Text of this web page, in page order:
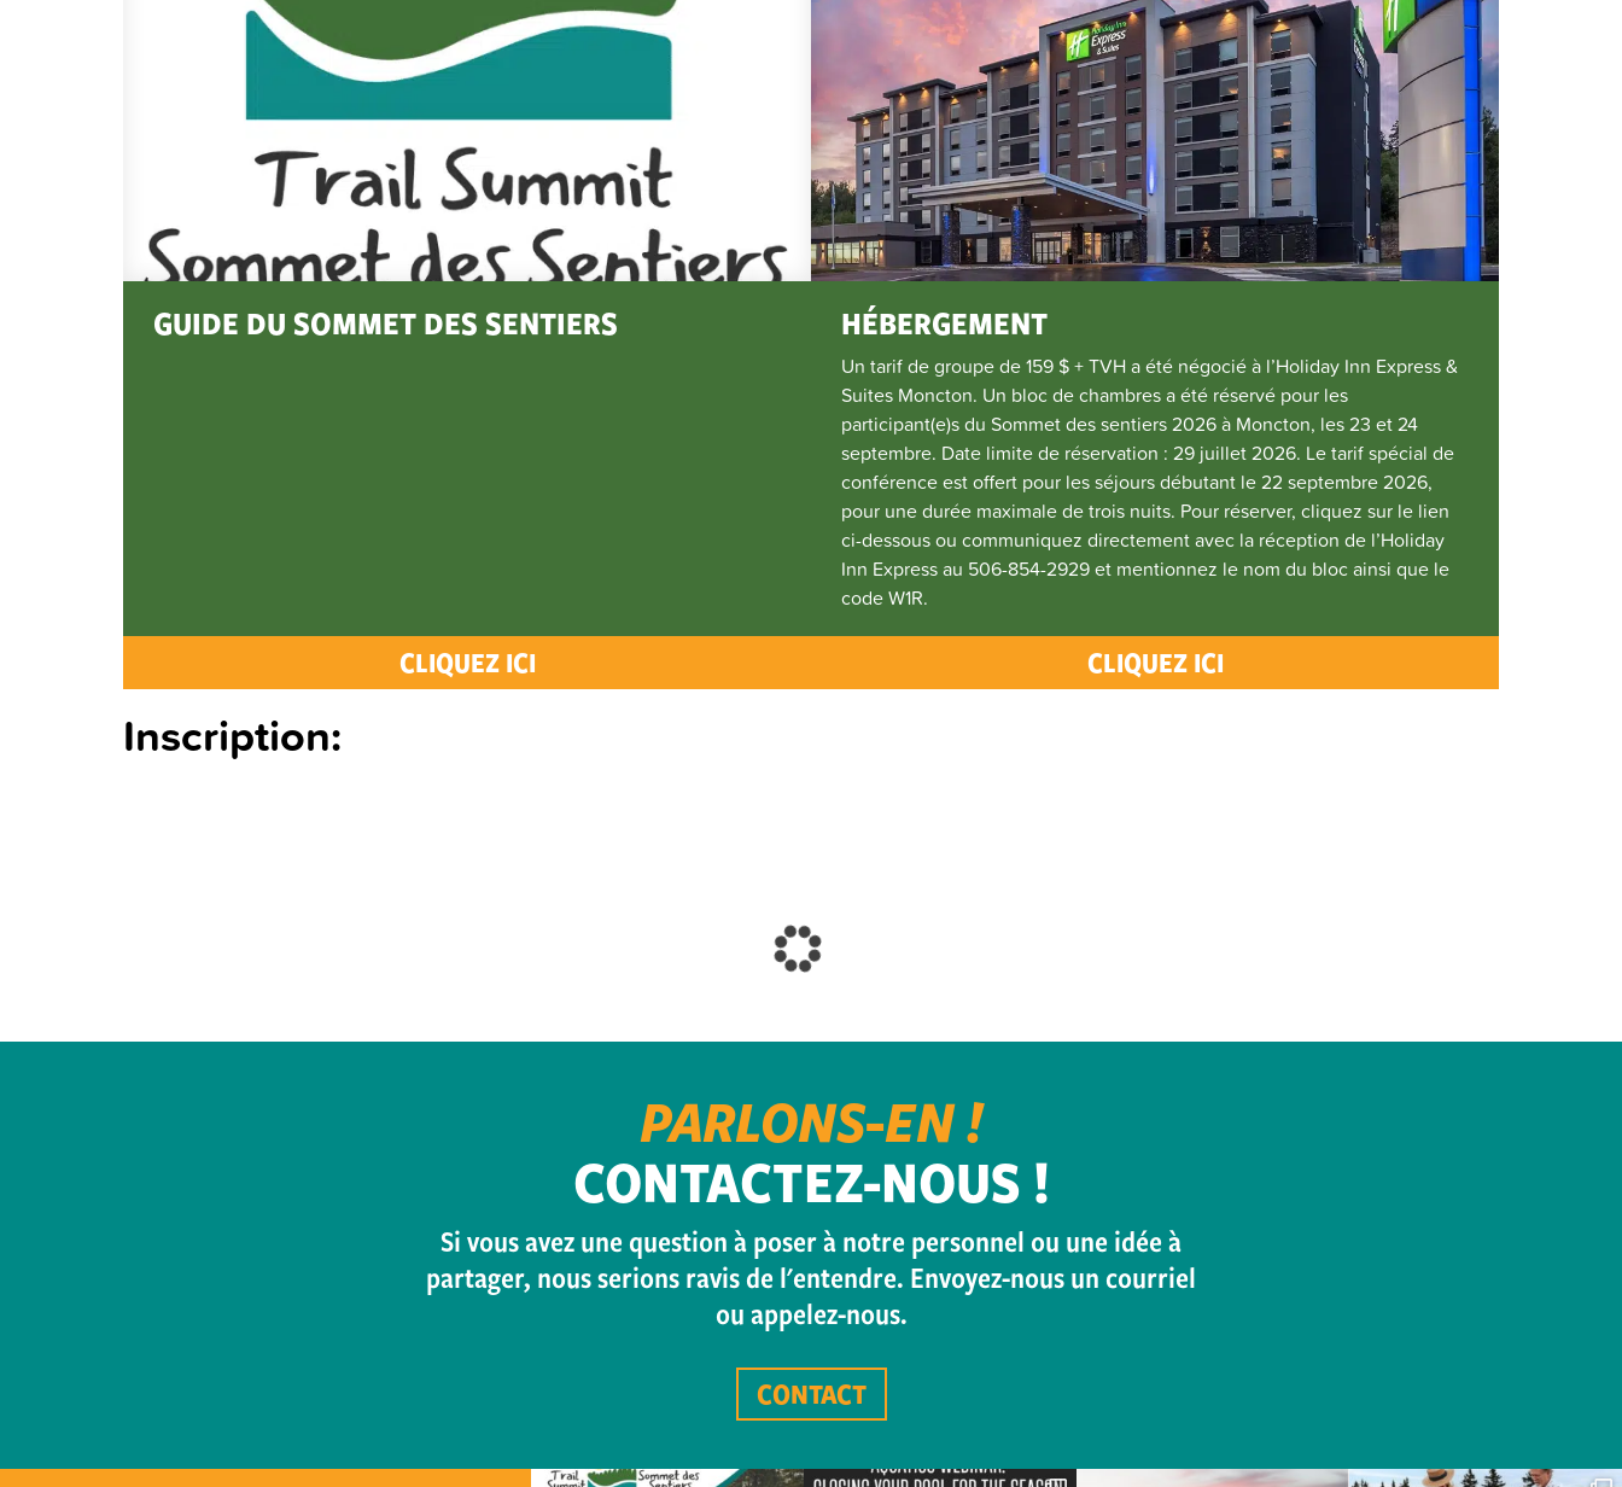
GUIDE DU SOMMET DES SENTIERS
CLIQUEZ ICI
HÉBERGEMENT
Un tarif de groupe de 159 $ + TVH a été négocié à l’Holiday Inn Express &
Suites Moncton. Un bloc de chambres a été réservé pour les
participant(e)s du Sommet des sentiers 2026 à Moncton, les 23 et 24
septembre. Date limite de réservation : 29 juillet 2026. Le tarif spécial de
conférence est offert pour les séjours débutant le 22 septembre 2026,
pour une durée maximale de trois nuits. Pour réserver, cliquez sur le lien
ci-dessous ou communiquez directement avec la réception de l’Holiday
Inn Express au 506-854-2929 et mentionnez le nom du bloc ainsi que le
code W1R.
CLIQUEZ ICI
Inscription:
PARLONS-EN !
CONTACTEZ-NOUS !
Si vous avez une question à poser à notre personnel ou une idée à
partager, nous serions ravis de l'entendre. Envoyez-nous un courriel
ou appelez-nous.
CONTACT